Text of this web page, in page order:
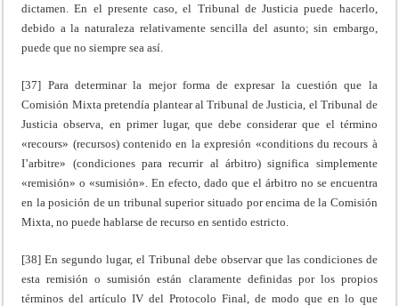
dictamen. En el presente caso, el Tribunal de Justicia puede hacerlo,
debido a la naturaleza relativamente sencilla del asunto; sin embargo,
puede que no siempre sea así.
[37] Para determinar la mejor forma de expresar la cuestión que la
Comisión Mixta pretendía plantear al Tribunal de Justicia, el Tribunal de
Justicia observa, en primer lugar, que debe considerar que el término
«recours» (recursos) contenido en la expresión «conditions du recours à
I’arbitre» (condiciones para recurrir al árbitro) significa simplemente
«remisión» o «sumisión». En efecto, dado que el árbitro no se encuentra
en la posición de un tribunal superior situado por encima de la Comisión
Mixta, no puede hablarse de recurso en sentido estricto.
[38] En segundo lugar, el Tribunal debe observar que las condiciones de
esta remisión o sumisión están claramente definidas por los propios
términos del artículo IV del Protocolo Final, de modo que en lo que